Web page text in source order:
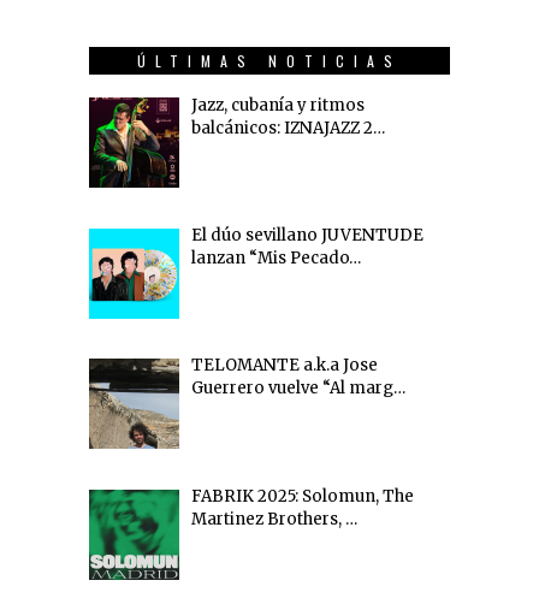
ÚLTIMAS NOTICIAS
Jazz, cubanía y ritmos
balcánicos: IZNAJAZZ 2…
El dúo sevillano JUVENTUDE
lanzan “Mis Pecado…
TELOMANTE a.k.a Jose
Guerrero vuelve “Al marg…
FABRIK 2025: Solomun, The
Martinez Brothers, …